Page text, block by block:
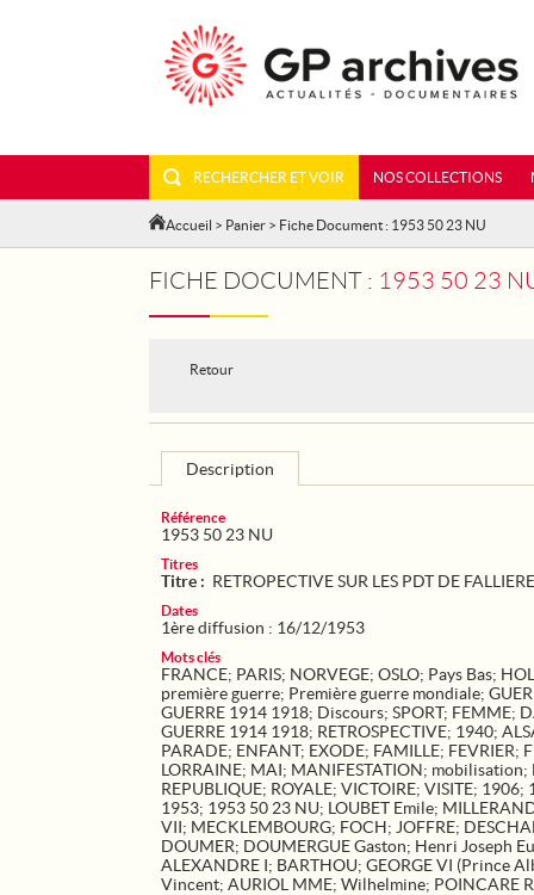
RECHERCHER ET VOIR NOS COLLECTIONS
Accueil > Panier > Fiche Document : 1953 50 23 NU
FICHE DOCUMENT : 1953 50 23
Retour
Description
Référence
1953 50 23 NU
Titres
Titre : RETROPECTIVE SUR LES PDT DE
Dates
1ère diffusion : 16/12/1953
Mots clés
FRANCE; PARIS; NORVEGE; OSLO; Pays Bas;
première guerre; Première guerre mondiale;
GUERRE 1914 1918; Discours; SPORT; FEMME;
GUERRE 1914 1918; RETROSPECTIVE; 1940;
PARADE; ENFANT; EXODE; FAMILLE; FEVRIER;
LORRAINE; MAI; MANIFESTATION; mobilisation;
REPUBLIQUE; ROYALE; VICTOIRE; VISITE; 1906;
1953; 1953 50 23 NU; LOUBET Emile;
VII; MECKLEMBOURG; FOCH; JOFFRE;
DOUMER; DOUMERGUE Gaston; Henri Joseph
ALEXANDRE I; BARTHOU; GEORGE VI (Prince
Vincent; AURIOL MME; Wilhelmine; POINCARE